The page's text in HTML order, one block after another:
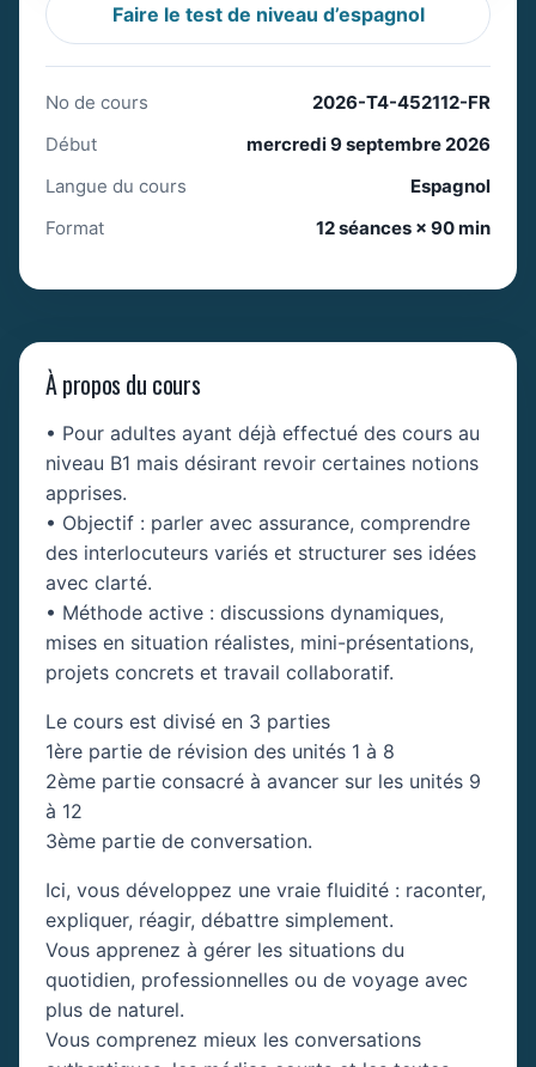
Faire le test de niveau d’espagnol
No de cours
2026-T4-452112-FR
Début
mercredi 9 septembre 2026
Langue du cours
Espagnol
Format
12 séances × 90 min
À propos du cours
• Pour adultes ayant déjà effectué des cours au
niveau B1 mais désirant revoir certaines notions
apprises.
• Objectif : parler avec assurance, comprendre
des interlocuteurs variés et structurer ses idées
avec clarté.
• Méthode active : discussions dynamiques,
mises en situation réalistes, mini-présentations,
projets concrets et travail collaboratif.
Le cours est divisé en 3 parties
1ère partie de révision des unités 1 à 8
2ème partie consacré à avancer sur les unités 9
à 12
3ème partie de conversation.
Ici, vous développez une vraie fluidité : raconter,
expliquer, réagir, débattre simplement.
Vous apprenez à gérer les situations du
quotidien, professionnelles ou de voyage avec
plus de naturel.
Vous comprenez mieux les conversations